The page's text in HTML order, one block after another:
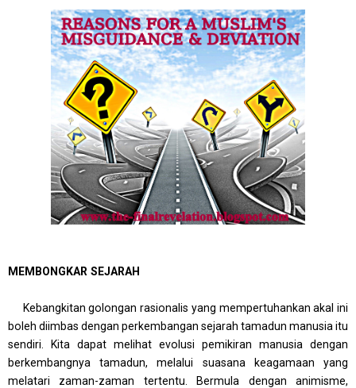
MEMBONGKAR SEJARAH
Kebangkitan golongan rasionalis yang mempertuhankan akal ini
boleh diimbas dengan perkembangan sejarah tamadun manusia itu
sendiri. Kita dapat melihat evolusi pemikiran manusia dengan
berkembangnya tamadun, melalui suasana keagamaan yang
melatari zaman-zaman tertentu. Bermula dengan animisme,